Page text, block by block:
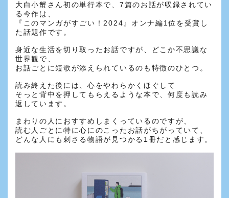
大白小蟹さん初の単行本で、7篇のお話が収録されてい
る今作は、
『このマンガがすごい！2024』オンナ編1位を受賞し
た話題作です。
身近な生活を切り取ったお話ですが、どこか不思議な
世界観で、
お話ごとに短歌が添えられているのも特徴のひとつ。
読み終えた後には、心をやわらかくほぐして
そっと背中を押してもらえるような本で、何度も読み
返しています。
まわりの人におすすめしまくっているのですが、
読む人ごとに特に心にのこったお話がちがっていて、
どんな人にも刺さる物語が見つかる1冊だと感じます。